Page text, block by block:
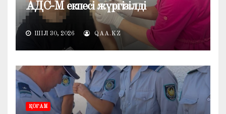
АДС-М екпесі жүргізілді
ШІЛ 30, 2026 QAA.KZ
ҚОҒАМ